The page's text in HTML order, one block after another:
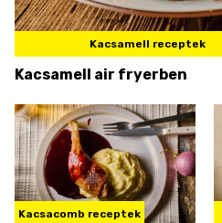
Kacsamell receptek
Kacsamell air fryerben
Kacsacomb receptek